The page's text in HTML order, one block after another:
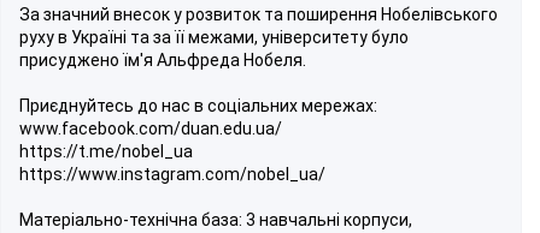
За значний внесок у розвиток та поширення Нобелівського
руху в Україні та за її межами, університету було
присуджено їм'я Альфреда Нобеля.
Приєднуйтесь до нас в соціальних мережах:
www.facebook.com/duan.edu.ua/
https://t.me/nobel_ua
https://www.instagram.com/nobel_ua/
Матеріально-технічна база: 3 навчальні корпуси,